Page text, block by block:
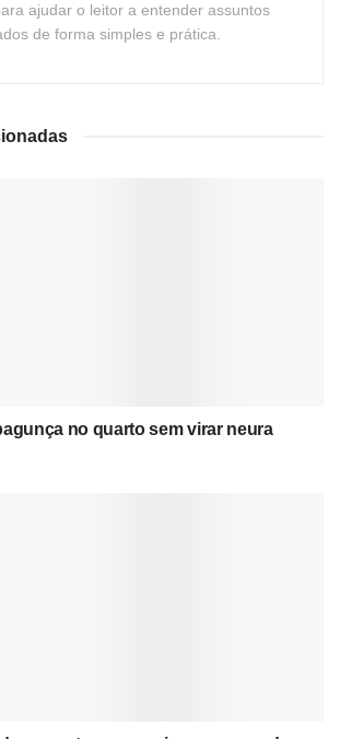
ajudar o leitor a entender assuntos
de forma simples e prática.
no quarto sem virar neura